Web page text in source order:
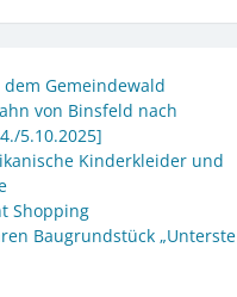
Gemeindewald
von Binsfeld nach
5.10.2025]
Kinderkleider und
Shopping
Baugrundstück „Unterste